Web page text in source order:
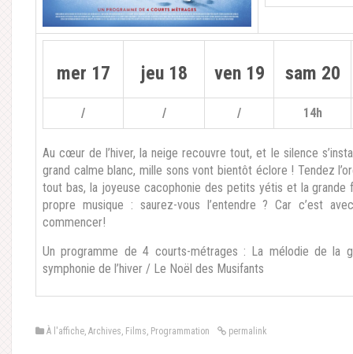
mer 17 jeu 18 ven 19 sam 20
/ / / 14h
Au cœur de l’hiver, la neige recouvre tout, et le silence
grand calme blanc, mille sons vont bientôt éclore ! Tendez
tout bas, la joyeuse cacophonie des petits yétis et la grande
propre musique : saurez-vous l’entendre ? Car c’est
commencer!
Un programme de 4 courts-métrages : La mélodie de la
symphonie de l’hiver / Le Noël des Musifants
À l'affiche, Archives, Films, Programmation permalink